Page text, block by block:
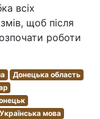
всіх
щоб після
роботи
Донецька область
Українська мова